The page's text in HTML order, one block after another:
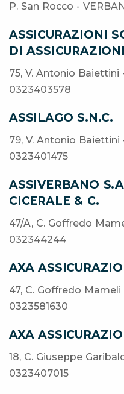
P. San Rocco -
ASSICURAZIONI
DI
75, V. Antonio Baiettini
0323403578
ASSILAGO S.N.C.
79, V. Antonio Baiettini
0323401475
ASSIVERBANO
CICERALE & C.
47/A, C. Goffredo
032344244
AXA
47, C. Goffredo Mameli
0323581630
AXA
18, C. Giuseppe
0323407015